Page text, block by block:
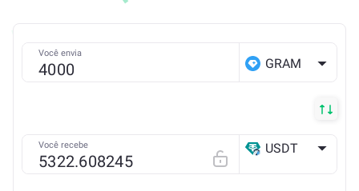
Você envia
GRAM
Você recebe USDT